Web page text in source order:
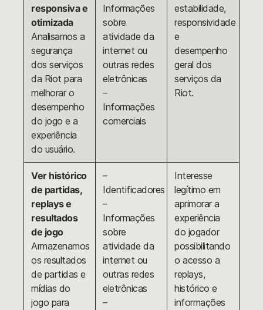
responsiva e
otimizada
Analisamos a
segurança
dos serviços
da Riot para
melhorar o
desempenho
do jogo e a
experiência
do usuário.
Informações
sobre
atividade da
internet ou
outras redes
eletrônicas
–
Informações
comerciais
estabilidade,
responsividade
e
desempenho
geral dos
serviços da
Riot.
Ver histórico
de partidas,
replays e
resultados
de jogo
Armazenamos
os resultados
de partidas e
mídias do
jogo para
–
Identificadores
–
Informações
sobre
atividade da
internet ou
outras redes
eletrônicas
–
Interesse
legítimo em
aprimorar a
experiência
do jogador
possibilitando
o acesso a
replays,
histórico e
informações